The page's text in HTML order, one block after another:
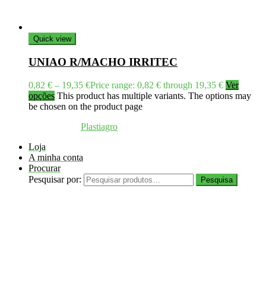
Quick view
UNIAO R/MACHO IRRITEC
0,82 € – 19,35 €Price range: 0,82 € through 19,35 € Ver
opções This product has multiple variants. The options may
be chosen on the product page
Plastiagro
Loja
A minha conta
Procurar
Pesquisar por:
Pesquisa